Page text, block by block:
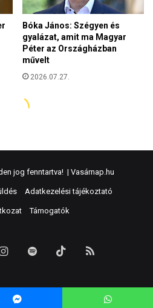
jog fenntartva! | Vasárnap.hu
Adatkezelési tájékoztató
Támogatók
Instagram
Spotify TikTok